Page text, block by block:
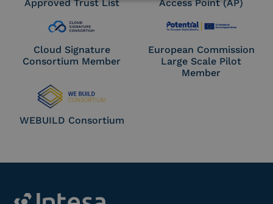
Approved Trust List
Access Point (AP)
Cloud Signature
Consortium Member
European Commission
Large Scale Pilot
Member
WEBUILD Consortium